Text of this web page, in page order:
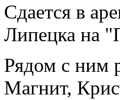
Сдается в
Липецка на
Рядом с ним
Магнит,